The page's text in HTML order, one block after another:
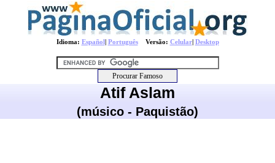
Idioma: Español| PortuguêsVersão: Celular| Desktop
Atif Aslam
(músico - Paquistão)